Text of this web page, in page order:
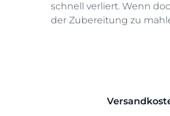
schnell verliert. Wenn
der Zubereitung zu